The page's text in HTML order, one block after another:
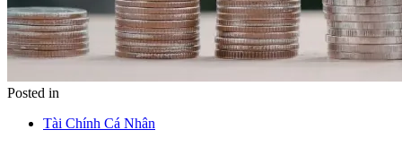
Posted in
Tài Chính Cá Nhân